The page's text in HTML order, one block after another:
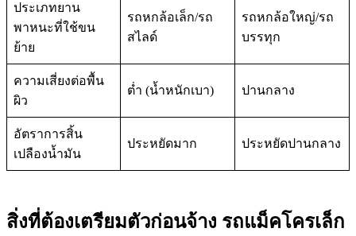
ประเภทยาน
พาหนะที่ใช้ขน
ย้าย
รถหกล้อเล็ก/รถ
สไลด์
รถหกล้อใหญ่/รถ
บรรทุก
ความเสี่ยงต่อพื้น
ผิว
ต่ำ (น้ำหนักเบา) ปานกลาง
อัตราการสิ้น
เปลืองน้ำมัน
ประหยัดมาก ประหยัดปานกลาง
สิ่งที่ต้องเตรียมตัวก่อนจ้าง รถแม็คโครเล็ก